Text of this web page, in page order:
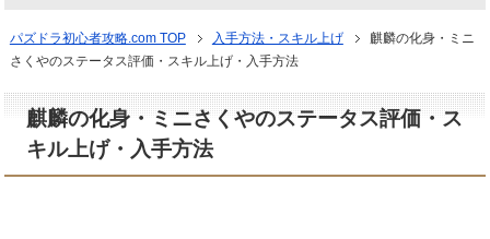
パズドラ初心者攻略.com TOP 入手方法・スキル上げ
麒麟の化身・ミニ
さくやのステータス評価・スキル上げ・入手方法
麒麟の化身・ミニさくやのステータス評価・ス
キル上げ・入手方法